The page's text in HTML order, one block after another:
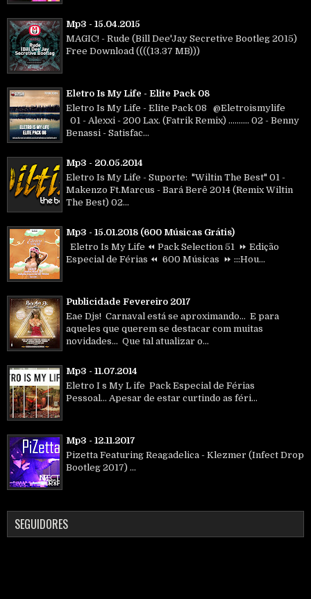
Mp3 - 15.04.2015
MAGIC! - Rude (Bill Dee'Jay Secretive Bootleg 2015)
Free Download ((((13.37 MB)))
Eletro Is My Life - Elite Pack 08
Eletro Is My Life - Elite Pack 08 @Eletroismylife
01 - Alexxi - 200 Lax. (Fatrik Remix) .......... 02 - Benny
Benassi - Satisfac...
Mp3 - 20.05.2014
Eletro Is My Life - Suporte: "Wiltin The Best" 01 -
Makenzo Ft.Marcus - Bará Berê 2014 (Remix Wiltin
The Best) 02...
Mp3 - 15.01.2018 (600 Músicas Grátis)
Eletro Is My Life ⏪ Pack Selection 51 ⏩ Edição
Especial de Férias ⏪ 600 Músicas ⏩ :::Hou...
Publicidade Fevereiro 2017
Eae Djs! Carnaval está se aproximando... E para
aqueles que querem se destacar com muitas
novidades... Que tal atualizar o...
Mp3 - 11.07.2014
Eletro I s My L ife Pack Especial de Férias
Pessoal... Apesar de estar curtindo as féri...
Mp3 - 12.11.2017
Pizetta Featuring Reagadelica - Klezmer (Infect Drop
Bootleg 2017) ...
SEGUIDORES